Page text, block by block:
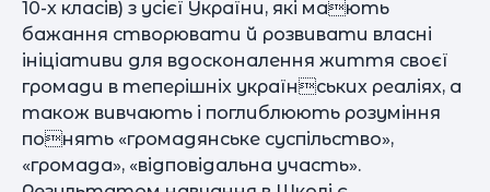
10-х класів) з усієї України, які мають
бажання створювати й розвивати власні
ініціативи для вдосконалення життя своєї
громади в теперішніх українських реаліях, а
також вивчають і поглиблюють розуміння
понять «громадянське суспільство»,
«громада», «відповідальна участь».